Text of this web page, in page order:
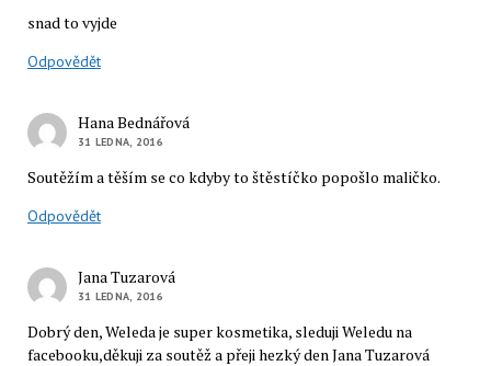
snad to vyjde
Odpovědět
Hana Bednářová
31 LEDNA, 2016
Soutěžím a těším se co kdyby to štěstíčko popošlo maličko.
Odpovědět
Jana Tuzarová
31 LEDNA, 2016
Dobrý den, Weleda je super kosmetika, sleduji Weledu na
facebooku,děkuji za soutěž a přeji hezký den Jana Tuzarová